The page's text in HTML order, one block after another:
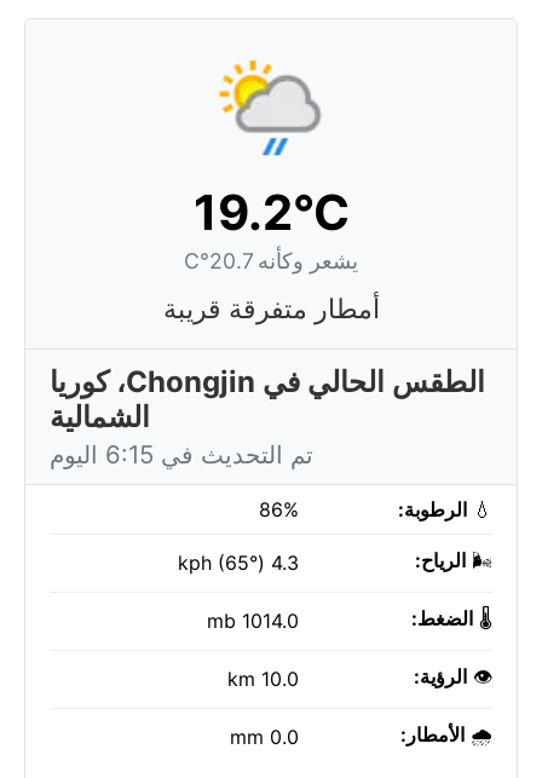
19.2°C
يشعر وكأنه 20.7°C
أمطار متفرقة قريبة
الطقس الحالي في Chongjin، كوريا
الشمالية
تم التحديث في 6:15 اليوم
💧 الرطوبة: 86%
🌬️ الرياح: 4.3 kph (65°)
🌡️ الضغط: 1014.0 mb
👁️ الرؤية: 10.0 km
🌧️ الأمطار: 0.0 mm